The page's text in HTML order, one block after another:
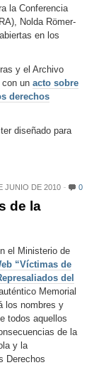
la Conferencia
Nolda Römer-
en los
y el Archivo
con un acto sobre
derechos
diseñado para
JUNIO DE 2010 0
de la
el Ministerio de
“Víctimas de
del
Memorial
los nombres y
todos aquellos
de la
y la
Derechos